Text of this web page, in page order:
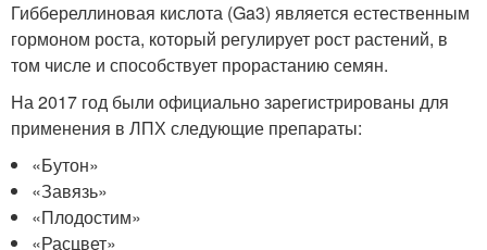
Гиббереллиновая кислота (Ga3) является естественным
гормоном роста, который регулирует рост растений, в
том числе и способствует прорастанию семян.
На 2017 год были официально зарегистрированы для
применения в ЛПХ следующие препараты:
«Бутон»
«Завязь»
«Плодостим»
«Расцвет»